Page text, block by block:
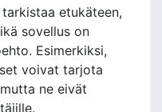
etukäteen,
sovellus on
Esimerkiksi,
voivat tarjota
ne eivät